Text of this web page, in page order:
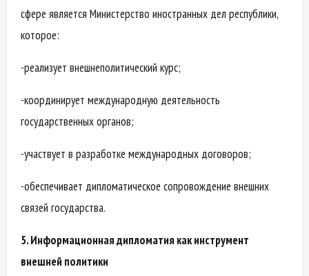
сфере является Министерство иностранных дел республики,
которое:
-реализует внешнеполитический курс;
-координирует международную деятельность
государственных органов;
-участвует в разработке международных договоров;
-обеспечивает дипломатическое сопровождение внешних
связей государства.
5. Информационная дипломатия как инструмент
внешней политики